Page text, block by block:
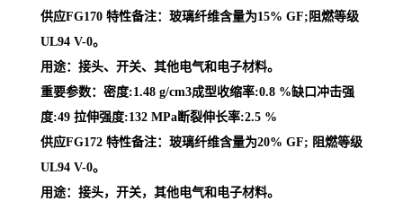
供应FG170 特性备注：玻璃纤维含量为15% GF;阻燃等级
UL94 V-0。
用途：接头、开关、其他电气和电子材料。
重要参数：密度:1.48 g/cm3成型收缩率:0.8 %缺口冲击强
度:49 拉伸强度:132 MPa断裂伸长率:2.5 %
供应FG172 特性备注：玻璃纤维含量为20% GF; 阻燃等级
UL94 V-0。
用途：接头，开关，其他电气和电子材料。